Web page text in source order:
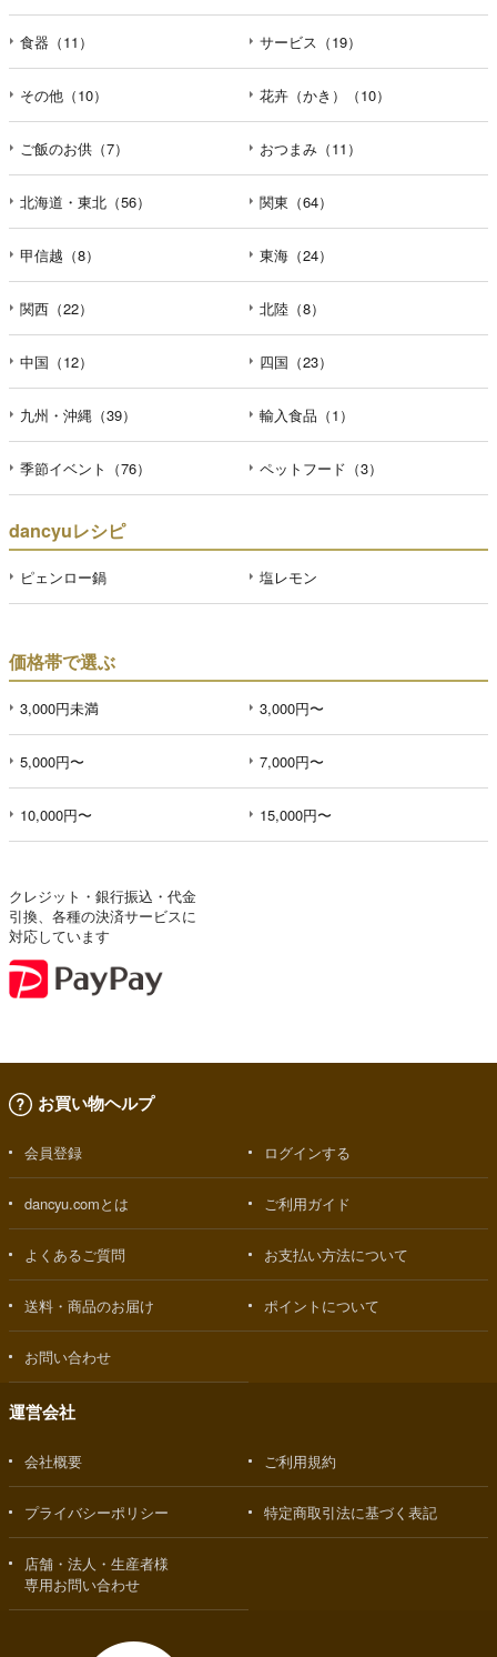
食器（11） サービス（19）
その他（10） 花卉（かき）（10）
ご飯のお供（7） おつまみ（11）
北海道・東北（56） 関東（64）
甲信越（8） 東海（24）
関西（22） 北陸（8）
中国（12） 四国（23）
九州・沖縄（39） 輸入食品（1）
季節イベント（76） ペットフード（3）
dancyuレシピ
ピェンロー鍋 塩レモン
価格帯で選ぶ
3,000円未満 3,000円〜
5,000円〜 7,000円〜
10,000円〜 15,000円〜
クレジット・銀行振込・代金
引換、各種の決済サービスに
対応しています
お買い物ヘルプ
会員登録 ログインする
dancyu.comとは ご利用ガイド
よくあるご質問 お支払い方法について
送料・商品のお届け ポイントについて
お問い合わせ
運営会社
会社概要 ご利用規約
プライバシーポリシー 特定商取引法に基づく表記
店舗・法人・生産者様
専用お問い合わせ